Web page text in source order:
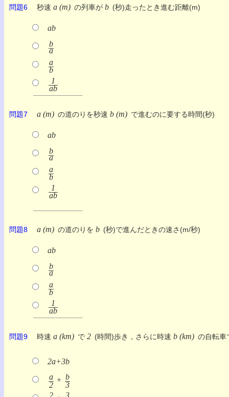
問題6 秒速 a (m) の列車が b (秒)走ったとき進む距離(m)
ab
b
a
a
b
1
ab
問題7 a (m) の道のりを秒速 b (m) で進むのに要する時間(秒)
ab
b
a
a
b
1
ab
問題8 a (m) の道のりを b (秒)で進んだときの速さ(m/秒)
ab
b
a
a
b
1
ab
問題9 時速 a (km) で 2 (時間)歩き，さらに時速 b (km) の自転
2a+3b
a
2
+ b
3
2
3